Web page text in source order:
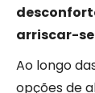
arriscar-
Ao longo
opções de